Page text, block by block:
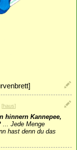
[haus]
hinnern Kannepee,
... Jede Menge
hast denn du das